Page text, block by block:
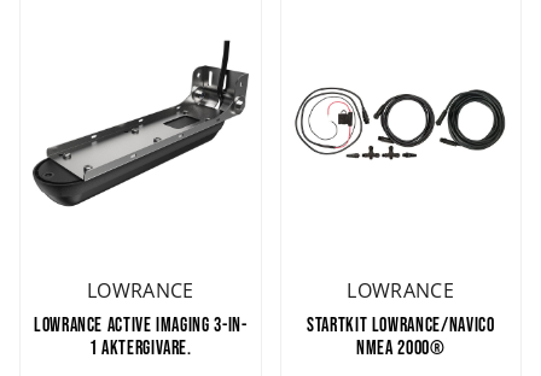
LOWRANCE
LOWRANCE ACTIVE IMAGING 3-IN-
1 AKTERGIVARE.
LOWRANCE
STARTKIT LOWRANCE/NAVICO
NMEA 2000®